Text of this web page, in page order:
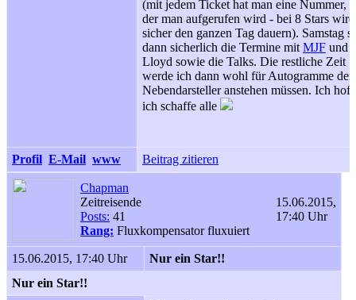
(mit jedem Ticket hat man eine Nummer,
der man aufgerufen wird - bei 8 Stars
sicher den ganzen Tag dauern). Samstag
dann sicherlich die Termine mit MJF und
Lloyd sowie die Talks. Die restliche Zeit
werde ich dann wohl für Autogramme der
Nebendarsteller anstehen müssen. Ich
ich schaffe alle
Profil E-Mail www Beitrag zitieren
Chapman
Zeitreisende
Posts: 41
Rang: Fluxkompensator fluxuiert
15.06.2015,
17:40 Uhr
15.06.2015, 17:40 Uhr
Nur ein Star!!
Nur ein Star!!